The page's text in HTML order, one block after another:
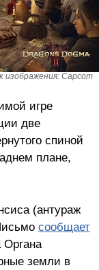
изображения: Capcom
игре
две
спиной
плане,
(антураж
сообщает
Органа
земли в